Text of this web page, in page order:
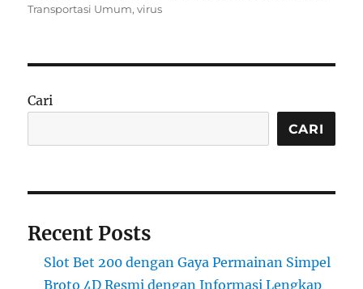
on
Transportasi Umum,virus
Cari
CARI
Recent Posts
Slot Bet 200 dengan Gaya Permainan Simpel
Broto 4D Resmi dengan Informasi Lengkap